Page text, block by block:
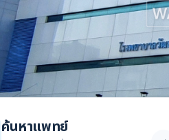
ค้นหาแพทย์